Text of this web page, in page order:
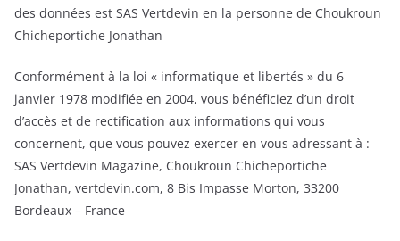
des données est SAS Vertdevin en la personne de Choukroun
Chicheportiche Jonathan
Conformément à la loi « informatique et libertés » du 6
janvier 1978 modifiée en 2004, vous bénéficiez d’un droit
d’accès et de rectification aux informations qui vous
concernent, que vous pouvez exercer en vous adressant à :
SAS Vertdevin Magazine, Choukroun Chicheportiche
Jonathan, vertdevin.com, 8 Bis Impasse Morton, 33200
Bordeaux – France